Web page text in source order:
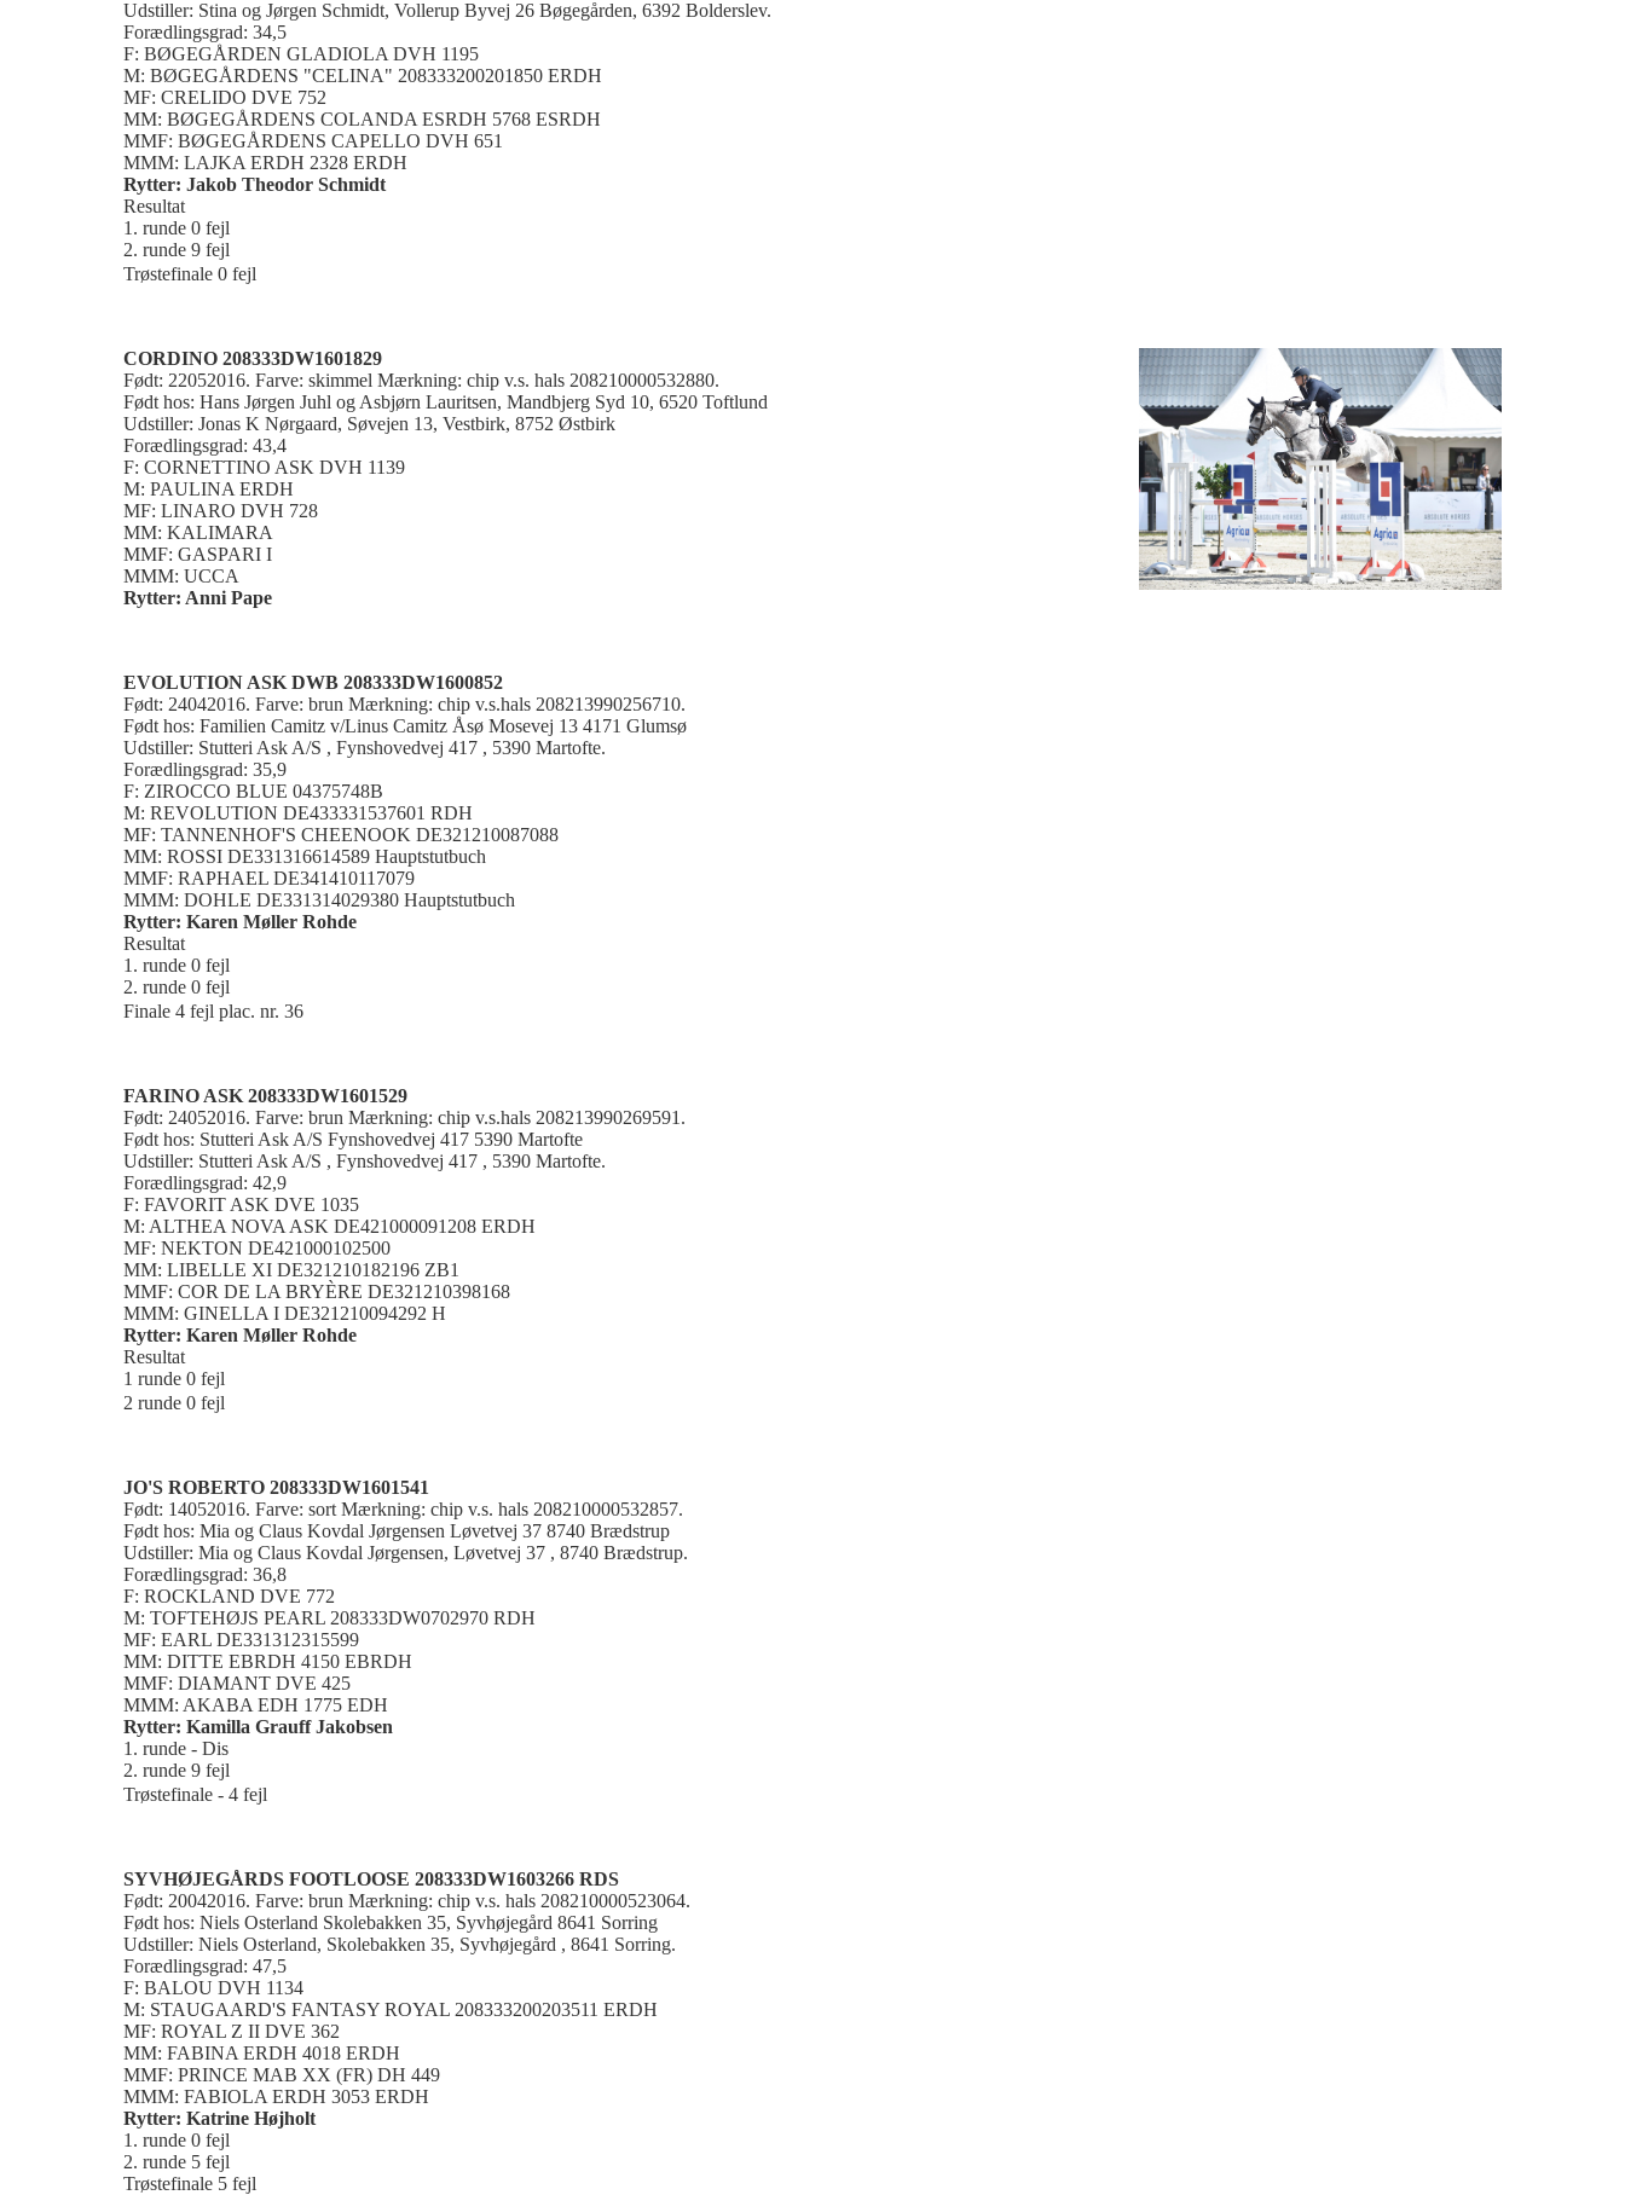
Udstiller: Stina og Jørgen Schmidt, Vollerup Byvej 26 Bøgegården, 6392 Bolderslev.
Forædlingsgrad: 34,5
F: BØGEGÅRDEN GLADIOLA DVH 1195
M: BØGEGÅRDENS "CELINA" 208333200201850 ERDH
MF: CRELIDO DVE 752
MM: BØGEGÅRDENS COLANDA ESRDH 5768 ESRDH
MMF: BØGEGÅRDENS CAPELLO DVH 651
MMM: LAJKA ERDH 2328 ERDH
Rytter: Jakob Theodor Schmidt
Resultat
1. runde 0 fejl
2. runde 9 fejl
Trøstefinale 0 fejl
CORDINO 208333DW1601829
Født: 22052016. Farve: skimmel Mærkning: chip v.s. hals 208210000532880.
Født hos: Hans Jørgen Juhl og Asbjørn Lauritsen, Mandbjerg Syd 10, 6520 Toftlund
Udstiller: Jonas K Nørgaard, Søvejen 13, Vestbirk, 8752 Østbirk
Forædlingsgrad: 43,4
F: CORNETTINO ASK DVH 1139
M: PAULINA ERDH
MF: LINARO DVH 728
MM: KALIMARA
MMF: GASPARI I
MMM: UCCA
Rytter: Anni Pape
EVOLUTION ASK DWB 208333DW1600852
Født: 24042016. Farve: brun Mærkning: chip v.s.hals 208213990256710.
Født hos: Familien Camitz v/Linus Camitz Åsø Mosevej 13 4171 Glumsø
Udstiller: Stutteri Ask A/S , Fynshovedvej 417 , 5390 Martofte.
Forædlingsgrad: 35,9
F: ZIROCCO BLUE 04375748B
M: REVOLUTION DE433331537601 RDH
MF: TANNENHOF'S CHEENOOK DE321210087088
MM: ROSSI DE331316614589 Hauptstutbuch
MMF: RAPHAEL DE341410117079
MMM: DOHLE DE331314029380 Hauptstutbuch
Rytter: Karen Møller Rohde
Resultat
1. runde 0 fejl
2. runde 0 fejl
Finale 4 fejl plac. nr. 36
FARINO ASK 208333DW1601529
Født: 24052016. Farve: brun Mærkning: chip v.s.hals 208213990269591.
Født hos: Stutteri Ask A/S Fynshovedvej 417 5390 Martofte
Udstiller: Stutteri Ask A/S , Fynshovedvej 417 , 5390 Martofte.
Forædlingsgrad: 42,9
F: FAVORIT ASK DVE 1035
M: ALTHEA NOVA ASK DE421000091208 ERDH
MF: NEKTON DE421000102500
MM: LIBELLE XI DE321210182196 ZB1
MMF: COR DE LA BRYÈRE DE321210398168
MMM: GINELLA I DE321210094292 H
Rytter: Karen Møller Rohde
Resultat
1 runde 0 fejl
2 runde 0 fejl
JO'S ROBERTO 208333DW1601541
Født: 14052016. Farve: sort Mærkning: chip v.s. hals 208210000532857.
Født hos: Mia og Claus Kovdal Jørgensen Løvetvej 37 8740 Brædstrup
Udstiller: Mia og Claus Kovdal Jørgensen, Løvetvej 37 , 8740 Brædstrup.
Forædlingsgrad: 36,8
F: ROCKLAND DVE 772
M: TOFTEHØJS PEARL 208333DW0702970 RDH
MF: EARL DE331312315599
MM: DITTE EBRDH 4150 EBRDH
MMF: DIAMANT DVE 425
MMM: AKABA EDH 1775 EDH
Rytter: Kamilla Grauff Jakobsen
1. runde - Dis
2. runde 9 fejl
Trøstefinale - 4 fejl
SYVHØJEGÅRDS FOOTLOOSE 208333DW1603266 RDS
Født: 20042016. Farve: brun Mærkning: chip v.s. hals 208210000523064.
Født hos: Niels Osterland Skolebakken 35, Syvhøjegård 8641 Sorring
Udstiller: Niels Osterland, Skolebakken 35, Syvhøjegård , 8641 Sorring.
Forædlingsgrad: 47,5
F: BALOU DVH 1134
M: STAUGAARD'S FANTASY ROYAL 208333200203511 ERDH
MF: ROYAL Z II DVE 362
MM: FABINA ERDH 4018 ERDH
MMF: PRINCE MAB XX (FR) DH 449
MMM: FABIOLA ERDH 3053 ERDH
Rytter: Katrine Højholt
1. runde 0 fejl
2. runde 5 fejl
Trøstefinale 5 fejl